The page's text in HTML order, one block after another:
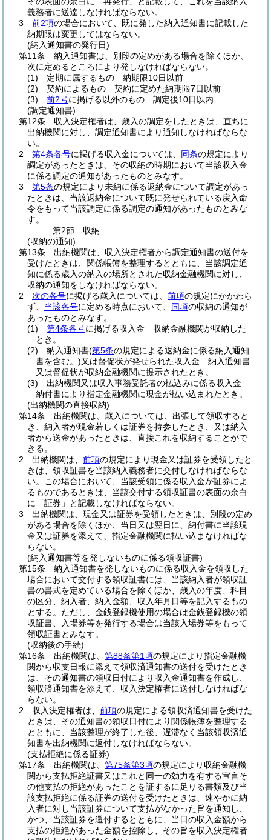
義務者に送達しなければならない。
3
前2項の場合において、既に発した納入通知書に記載した
納期限は変更してはならない。
(納入通知書の発行日)
第11条
納入通知書は、別段の定めがある場合を除くほか、
次に定めるところにより発しなければならない。
(1)
定期に属するもの 納期限10日以前
(2)
契約によるもの 契約に定めた納期限7日以前
(3)
前2号に掲げる以外のもの 調定後10日以内
(調定通知書)
第12条
収入決定権者は、歳入の調定をしたときは、直ちに
出納機関に対し、調定通知書により通知しなければならな
い。
2
第4条各号に掲げる収入金については、 同条の規定により
調定があったときは、その収納の時期において当該収入金
に係る調定の通知があったものとみなす。
3
第5条の規定により未納に係る返納金について調定があっ
たときは、当該返納金について既に発せられている戻入命
令をもって当該調定に係る調定の通知があったものとみな
す。
第2節
収納
(収納の通知)
第13条
出納機関は、収入決定権者から調定通知書の送付を
受けたときは、関係帳簿を整理するとともに、当該調定通
知に係る歳入の納入の場所とされた収納金融機関に対し、
収納の通知をしなければならない。
2
次の各号に掲げる歳入については、 前項の規定にかかわら
ず、 当該各号に定める時点において、 同項の収納の通知が
あったものとみなす。
(1)
第4条各号に掲げる収入金 収納金融機関が収納した
とき。
(2)
納入通知書(第5条の規定による返納金に係る納入通知
書を含む。)又は督促状が発せられた収入金 納入通知書
又は督促状が収納金融機関に提示されたとき。
(3)
出納機関又は収入事務受託者の払込みに係る収入金
納付書により指定金融機関に現金が払い込まれたとき。
(出納機関の直接収納)
第14条
出納機関は、歳入については、出張して領収すると
き、納入者が現金若しくは証券を持参したとき、又は納入
者から送金があったときは、直接これを収納することがで
きる。
2
出納機関は、 前項の規定により現金又は証券を受領したと
きは、領収証書を当該納入義務者に交付しなければならな
い。
この場合において、当該受領に係る収入金が証券によ
るものであるときは、当該交付する領収証書の表面の余白
に「証券」と記載しなければならない。
3
出納機関は、現金又は証券を受領したときは、別段の定め
がある場合を除くほか、当日又は翌日に、納付書に当該現
金又は証券を添えて、指定金融機関に払い込まなければな
らない。
(納入通知書等を発しないものに係る領収証書)
第15条
納入通知書を発しないものに係る収入金を領収した
場合において交付する領収証書には、当該納入者が領収証
書の書式を定めている場合を除くほか、歳入の年度、科目
の区分、納入者、納入金額、収入年月日等を記入するもの
とする。 ただし、金銭登録機使用の場合は金銭登録機の領
収証書、入場券等を発行する場合は当該入場券等をもって
領収証書とみなす。
(収納後の手続)
第16条
出納機関は、 第88条第1項の規定により指定金融機
関から収支日報に添えて領収済通知書の送付を受けたとき
は、その通知書の領収日付により収入金通知書を作成し、
領収済通知書を添えて、収入決定権者に送付しなければな
らない。
2
収入決定権者は、 前項の規定による領収済通知書を受けた
ときは、その通知書の領収日付により関係帳簿を整理する
とともに、当該整理が終了した後、遅滞なく当該領収済通
知書を出納機関に返付しなければならない。
(支払拒絶に係る証券)
第17条
出納機関は、 第75条第3項の規定により収納金融機
関から支払拒絶証書又はこれと同一の効力を有する宣言そ
の他支払の拒絶があったことを証するに足りる書類及び当
該支払拒絶に係る証券の送付を受けたときは、速やかに納
入者に対し当該証券について支払がなかった旨を通知し、
かつ、当該証券を還付するとともに、当日の収入金額から
支払の拒絶があった金額を控除し、その旨を収入決定権者